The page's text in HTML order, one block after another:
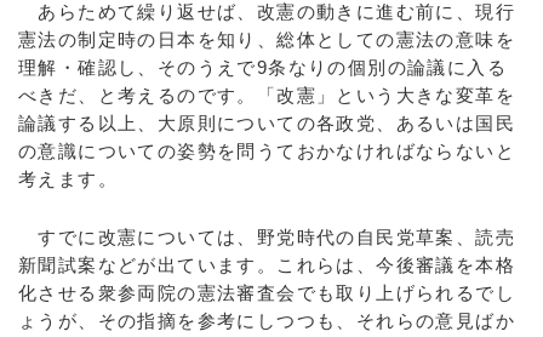
あらためて繰り返せば、改憲の動きに進む前に、現行
憲法の制定時の日本を知り、総体としての憲法の意味を
理解・確認し、そのうえで9条なりの個別の論議に入る
べきだ、と考えるのです。「改憲」という大きな変革を
論議する以上、大原則についての各政党、あるいは国民
の意識についての姿勢を問うておかなければならないと
考えます。
すでに改憲については、野党時代の自民党草案、読売
新聞試案などが出ています。これらは、今後審議を本格
化させる衆参両院の憲法審査会でも取り上げられるでし
ょうが、その指摘を参考にしつつも、それらの意見ばか